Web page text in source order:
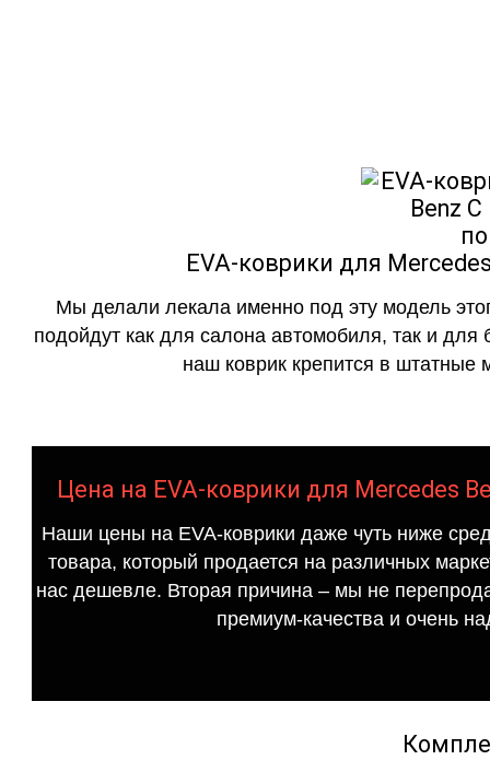
EVA-коврики для
Мы делали лекала именно под эту модель
подойдут как для салона автомобиля, так и для
наш коврик крепится в штатные
Цена на EVA-коврики для Mercedes
Наши цены на EVA-коврики даже чуть ниже
товара, который продается на различных
нас дешевле. Вторая причина – мы не
премиум-качества и очень